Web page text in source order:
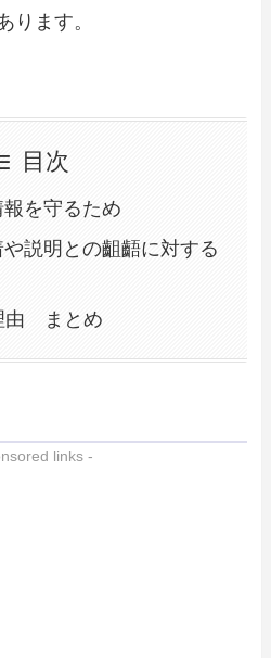
ります。
目次
を守るため
説明との齟齬に対する
由 まとめ
links -